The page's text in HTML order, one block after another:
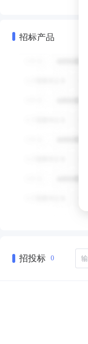
招标产品
招投标 0